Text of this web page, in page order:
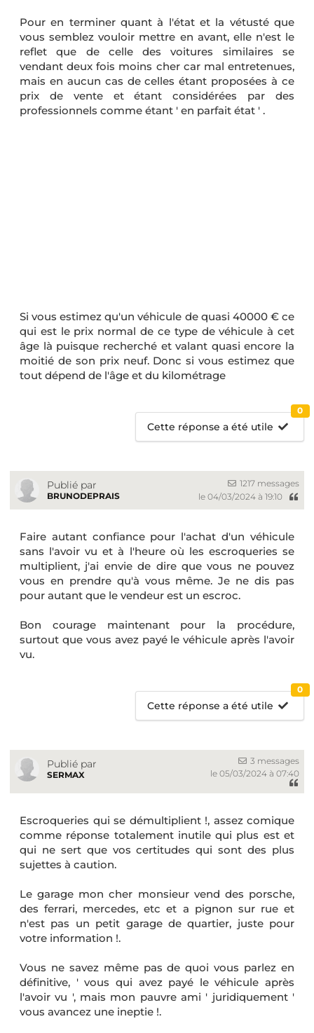
Pour en terminer quant à l'état et la vétusté que
vous semblez vouloir mettre en avant, elle n'est le
reflet que de celle des voitures similaires se
vendant deux fois moins cher car mal entretenues,
mais en aucun cas de celles étant proposées à ce
prix de vente et étant considérées par des
professionnels comme étant ' en parfait état ' .
Si vous estimez qu'un véhicule de quasi 40000 € ce
qui est le prix normal de ce type de véhicule à cet
âge là puisque recherché et valant quasi encore la
moitié de son prix neuf. Donc si vous estimez que
tout dépend de l'âge et du kilométrage
Cette réponse a été utile
0
Publié par
BRUNODEPRAIS
1217 messages
le 04/03/2024 à 19:10
Faire autant confiance pour l'achat d'un véhicule
sans l'avoir vu et à l'heure où les escroqueries se
multiplient, j'ai envie de dire que vous ne pouvez
vous en prendre qu'à vous même. Je ne dis pas
pour autant que le vendeur est un escroc.
Bon courage maintenant pour la procédure,
surtout que vous avez payé le véhicule après l'avoir
vu.
Cette réponse a été utile
0
Publié par
SERMAX
3 messages
le 05/03/2024 à 07:40
Escroqueries qui se démultiplient !, assez comique
comme réponse totalement inutile qui plus est et
qui ne sert que vos certitudes qui sont des plus
sujettes à caution.
Le garage mon cher monsieur vend des porsche,
des ferrari, mercedes, etc et a pignon sur rue et
n'est pas un petit garage de quartier, juste pour
votre information !.
Vous ne savez même pas de quoi vous parlez en
définitive, ' vous qui avez payé le véhicule après
l'avoir vu ', mais mon pauvre ami ' juridiquement '
vous avancez une ineptie !.